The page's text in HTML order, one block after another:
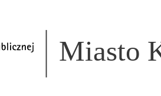
Miasto